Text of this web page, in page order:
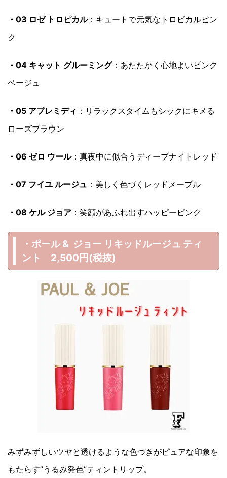
・03 ロゼ トロピカル：キュートで元気なトロピカルピン
ク
・04 キャット グルーミング：あたたかく心地よいピンク
ベージュ
・05 アプレミディ ：リラックスタイムもシックにキメる
ローズブラウン
・06 ゼロ ウール：真夜中に似合うディープナイトレッド
・07 フイユ ルージュ ：美しく色づくレッドメープル
・08 ケル ジョア ：笑顔があふれ出すハッピーピンク
・ポール & ジョー リキッドルージュ ティ
ント 2,500円(税抜)
みずみずしいツヤと透けるような色づきがピュアな印象を
もたらす”うるみ発色”ティントリップ。